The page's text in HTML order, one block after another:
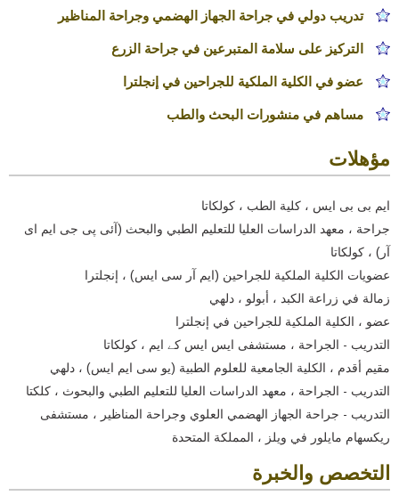
تدريب دولي في جراحة الجهاز الهضمي وجراحة المناظير
التركيز على سلامة المتبرعين في جراحة الزرع
عضو في الكلية الملكية للجراحين في إنجلترا
مساهم في منشورات البحث والطب
مؤهلات
ایم بی بی ایس ، كلية الطب ، كولكاتا
جراحة ، معهد الدراسات العليا للتعليم الطبي والبحث (آئی پی جی ایم ای
آر) ، كولكاتا
عضويات الكلية الملكية للجراحين (ایم آر سی ایس) ، إنجلترا
زمالة في زراعة الكبد ، أبولو ، دلهي
عضو ، الكلية الملكية للجراحين في إنجلترا
التدريب - الجراحة ، مستشفى ایس ایس کے ایم ، كولكاتا
مقيم أقدم ، الكلية الجامعية للعلوم الطبية (یو سی ایم ایس) ، دلهي
التدريب - الجراحة ، معهد الدراسات العليا للتعليم الطبي والبحوث ، كلكتا
التدريب - جراحة الجهاز الهضمي العلوي وجراحة المناظير ، مستشفى
ريكسهام مايلور في ويلز ، المملكة المتحدة
التخصص والخبرة